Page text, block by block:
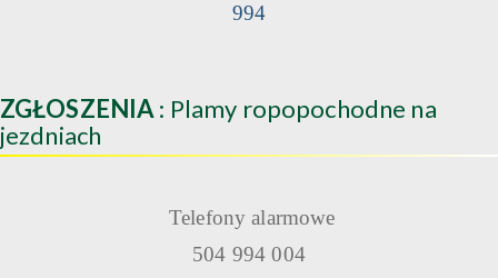
994
ZGŁOSZENIA : Plamy ropopochodne na
jezdniach
Telefony alarmowe
504 994 004